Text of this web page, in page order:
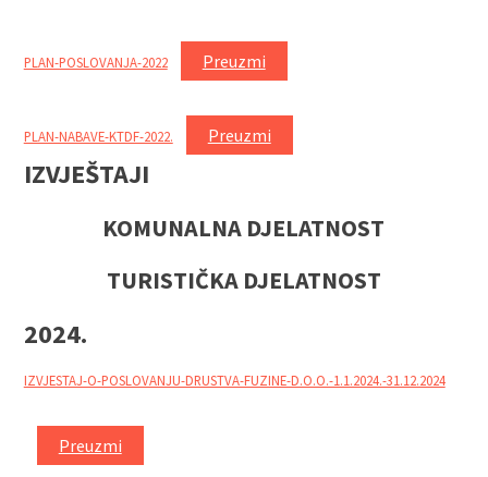
PLAN-POSLOVANJA-2022 Preuzmi
PLAN-NABAVE-KTDF-2022. Preuzmi
IZVJEŠTAJI
KOMUNALNA DJELATNOST
TURISTIČKA DJELATNOST
2024.
IZVJESTAJ-O-POSLOVANJU-DRUSTVA-FUZINE-D.O.O.-1.1.2024.-31.12.2024
Preuzmi